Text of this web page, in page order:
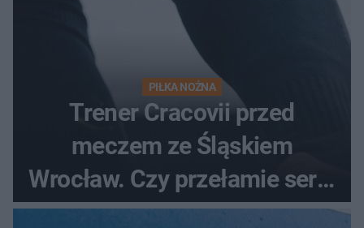
PIŁKA NOŻNA
Trener Cracovii przed
meczem ze Śląskiem
Wrocław. Czy przełamie serię
bez wygranej?